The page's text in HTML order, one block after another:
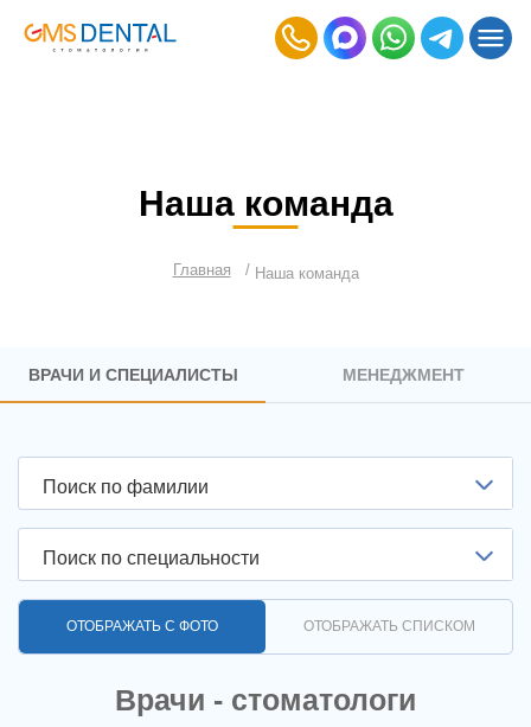
Наша команда
Главная Наша команда
ВРАЧИ И СПЕЦИАЛИСТЫ МЕНЕДЖМЕНТ
Поиск по фамилии
Поиск по специальности
ОТОБРАЖАТЬ С ФОТО ОТОБРАЖАТЬ СПИСКОМ
Врачи - стоматологи